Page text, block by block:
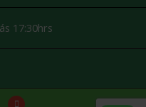
17:30hrs